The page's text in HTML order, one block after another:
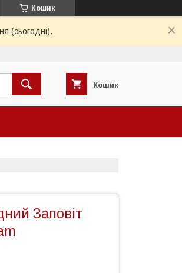
Кошик
(сьогодні).
Кошик
Заповіт